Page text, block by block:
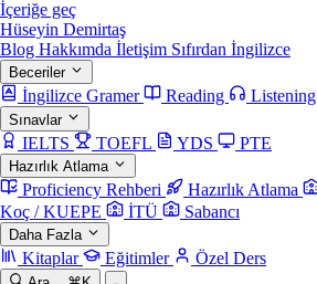
İçeriğe geç
Hüseyin Demirtaş
Blog Hakkımda İletişim Sıfırdan İngilizce
Beceriler
İngilizce Gramer Reading Listening
Sınavlar
IELTS TOEFL YDS PTE
Hazırlık Atlama
Proficiency Rehberi Hazırlık Atlama
Koç / KUEPE
İTÜ Sabancı
Daha Fazla
Kitaplar Eğitimler Özel Ders